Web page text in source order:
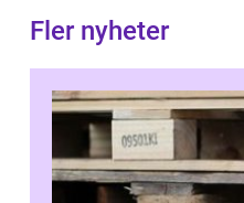
Fler nyheter